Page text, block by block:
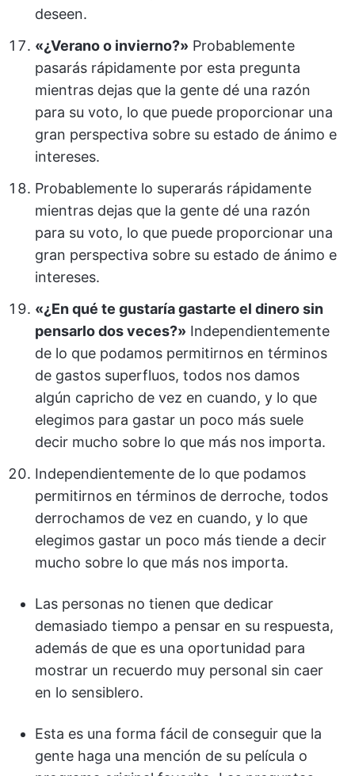
deseen.
«¿Verano o invierno?» Probablemente
pasarás rápidamente por esta pregunta
mientras dejas que la gente dé una razón
para su voto, lo que puede proporcionar una
gran perspectiva sobre su estado de ánimo e
intereses.
Probablemente lo superarás rápidamente
mientras dejas que la gente dé una razón
para su voto, lo que puede proporcionar una
gran perspectiva sobre su estado de ánimo e
intereses.
«¿En qué te gustaría gastarte el dinero sin
pensarlo dos veces?» Independientemente
de lo que podamos permitirnos en términos
de gastos superfluos, todos nos damos
algún capricho de vez en cuando, y lo que
elegimos para gastar un poco más suele
decir mucho sobre lo que más nos importa.
Independientemente de lo que podamos
permitirnos en términos de derroche, todos
derrochamos de vez en cuando, y lo que
elegimos gastar un poco más tiende a decir
mucho sobre lo que más nos importa.
Las personas no tienen que dedicar
demasiado tiempo a pensar en su respuesta,
además de que es una oportunidad para
mostrar un recuerdo muy personal sin caer
en lo sensiblero.
Esta es una forma fácil de conseguir que la
gente haga una mención de su película o